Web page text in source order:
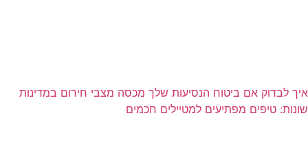
איך לבדוק אם ביטוח הנסיעות שלך מכסה מצבי חירום במדינות
שונות: טיפים מפתיעים למטיילים חכמים